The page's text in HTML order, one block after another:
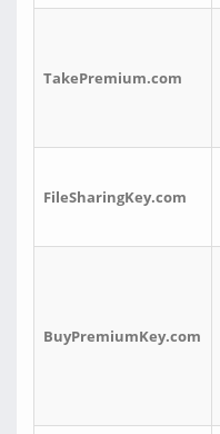
TakePremium.com
FileSharingKey.com
BuyPremiumKey.com